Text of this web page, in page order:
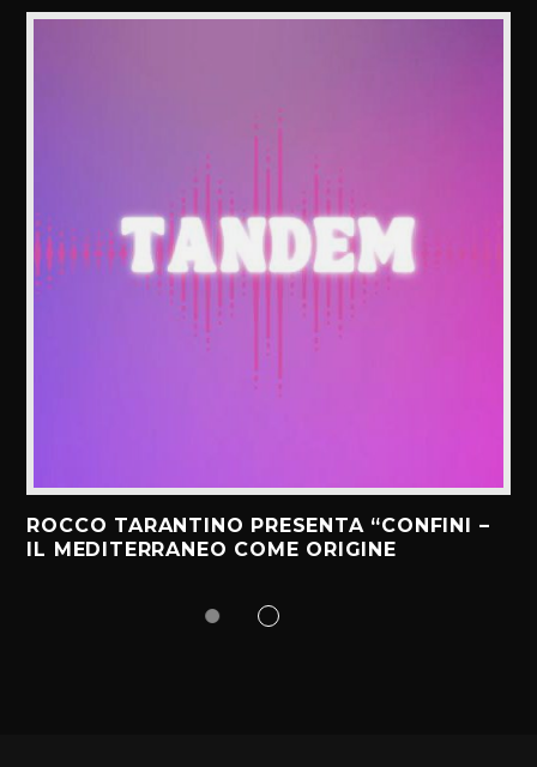
ROCCO TARANTINO PRESENTA “CONFINI –
IL MEDITERRANEO COME ORIGINE